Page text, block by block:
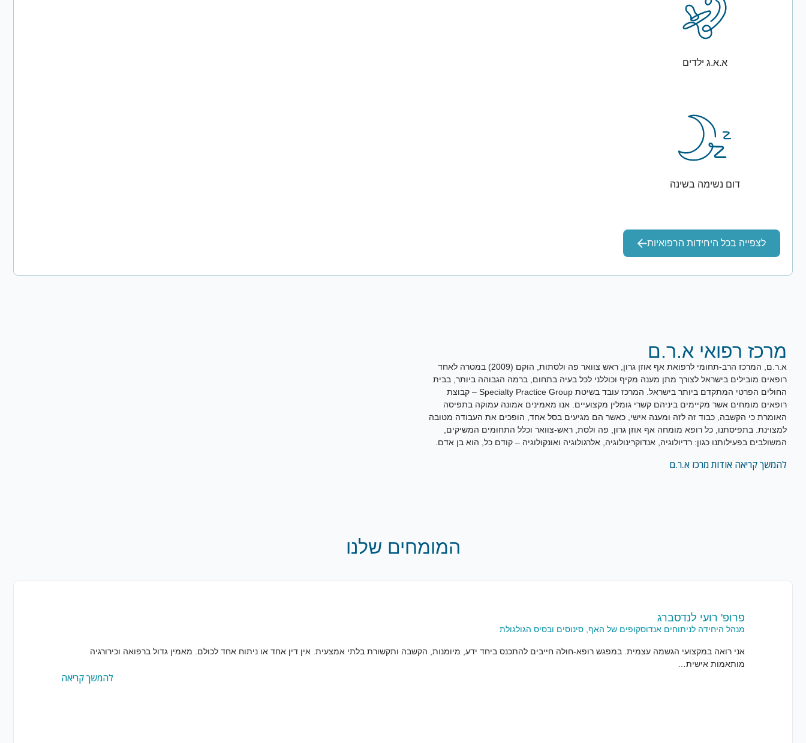
א.א.ג ילדים
דום נשימה בשינה
לצפייה בכל היחידות הרפואיות
מרכז רפואי א.ר.ם
א.ר.ם, המרכז הרב-תחומי לרפואת אף אוזן גרון, ראש צוואר פה ולסתות, הוקם (2009) במטרה לאחד
רופאים מובילים בישראל לצורך מתן מענה מקיף וכוללני לכל בעיה בתחום, ברמה הגבוהה ביותר, בבית
החולים הפרטי המתקדם ביותר בישראל. המרכז עובד בשיטת Specialty Practice Group – קבוצת
רופאים מומחים אשר מקיימים ביניהם קשרי גומלין מקצועיים. אנו מאמינים אמונה עמוקה בתפיסה
האומרת כי הקשבה, כבוד זה לזה ומענה אישי, כאשר הם מגיעים בסל אחד, הופכים את העבודה מטובה
למצוינת. בתפיסתנו, כל רופא מומחה אף אוזן גרון, פה ולסת, ראש-צוואר וכלל התחומים המשיקים,
המשולבים בפעילותנו כגון: רדיולוגיה, אנדוקרינולוגיה, אלרגולוגיה ואונקולוגיה – קודם כל, הוא בן אדם.
להמשך קריאה אודות מרכז א.ר.ם
המומחים שלנו
פרופ' רועי לנדסברג
מנהל היחידה לניתוחים אנדוסקופים של האף, סינוסים ובסיס הגולגולת
אני רואה במקצועי הגשמה עצמית. במפגש רופא-חולה חייבים להתכנס ביחד ידע, מיומנות, הקשבה ותקשורת בלתי אמצעית. אין דין אחד או ניתוח אחד לכולם. מאמין גדול ברפואה וכירורגיה
מותאמות אישית…
להמשך קריאה